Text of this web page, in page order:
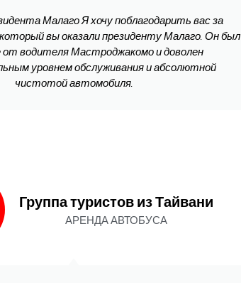
Малаго Я хочу поблагодарить вас за
вы оказали президенту Малаго. Он был
от водителя Мастроджакомо и доволен
уровнем обслуживания и абсолютной
чистотой автомобиля.
Группа туристов из Тайвани
АРЕНДА АВТОБУСА